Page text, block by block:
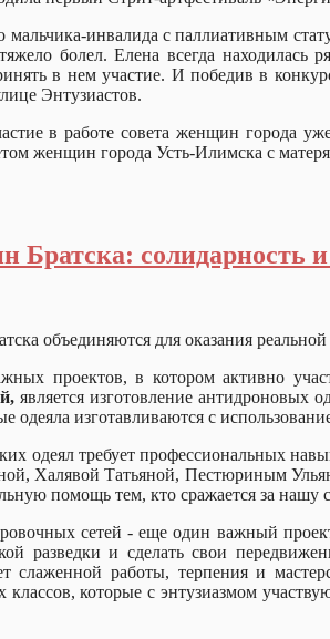
мальчика-инвалида с паллиативным
болел. Елена всегда находилась
в нем участие. И победив в
улице Энтузиастов.
в работе совета женщин города
женщин города Усть-Илимска с
Братска: солидарность
объединяются для оказания
проектов, в котором активно
является изготовление антидроновых
одеяла изготавливаются с
одеял требует профессиональных
Халявой Татьяной, Пестюриным
помощь тем, кто сражается за нашу
сетей - еще один важный
разведки и сделать свои
слаженной работы, терпения и
которые с энтузиазмом